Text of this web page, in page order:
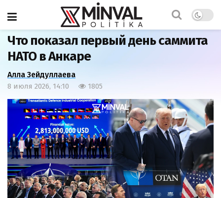
Главная Политика
Что показал первый день саммита
НАТО в Анкаре
Алла Зейдуллаева
8 июля 2026, 14:10 1805